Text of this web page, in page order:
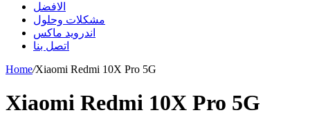
الافضل
مشكلات وحلول
اندرويد ماكس
اتصل بنا
Home/Xiaomi Redmi 10X Pro 5G
Xiaomi Redmi 10X Pro 5G